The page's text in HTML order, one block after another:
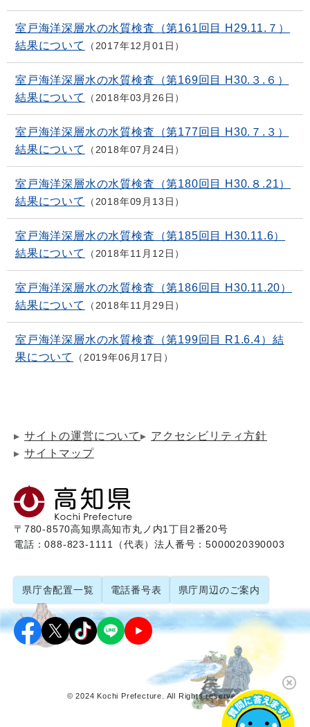
室戸海洋深層水の水質検査（第161回目 H29.11.７）
結果について
2017年12月01日
室戸海洋深層水の水質検査（第169回目 H30.３.６）
結果について
2018年03月26日
室戸海洋深層水の水質検査（第177回目 H30.７.３）
結果について
2018年07月24日
室戸海洋深層水の水質検査（第180回目 H30.８.21）
結果について
2018年09月13日
室戸海洋深層水の水質検査（第185回目 H30.11.6）
結果について
2018年11月12日
室戸海洋深層水の水質検査（第186回目 H30.11.20）
結果について
2018年11月29日
室戸海洋深層水の水質検査（第199回目 R1.6.4）結
果について
2019年06月17日
サイトの運営について
アクセシビリティ方針
サイトマップ
〒780-8570高知県高知市丸ノ内1丁目2番20号
電話：088-823-1111（代表）法人番号：5000020390003
県庁舎配置一覧 電話番号表 県庁周辺のご案内
© 2024 Kochi Prefecture. All Rights reserved.